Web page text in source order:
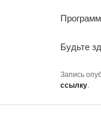
Будьте
Запись
ссылку.